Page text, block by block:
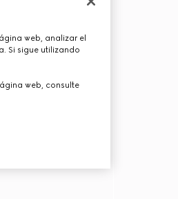
web, analizar el
Si sigue utilizando
web, consulte